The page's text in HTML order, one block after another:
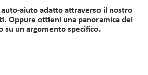
aiuto adatto attraverso il nostro
Oppure ottieni una panoramica dei
su un argomento specifico.